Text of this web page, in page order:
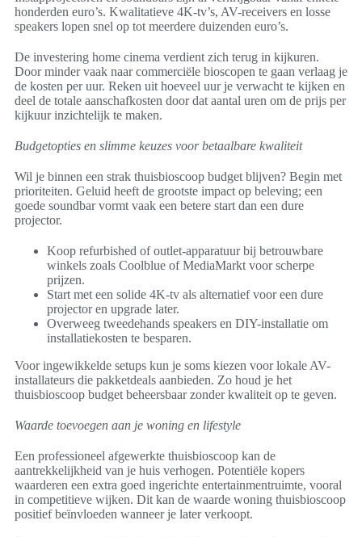
honderden euro’s. Kwalitatieve 4K-tv’s, AV-receivers en losse
speakers lopen snel op tot meerdere duizenden euro’s.
De investering home cinema verdient zich terug in kijkuren.
Door minder vaak naar commerciële bioscopen te gaan verlaag je
de kosten per uur. Reken uit hoeveel uur je verwacht te kijken en
deel de totale aanschafkosten door dat aantal uren om de prijs per
kijkuur inzichtelijk te maken.
Budgetopties en slimme keuzes voor betaalbare kwaliteit
Wil je binnen een strak thuisbioscoop budget blijven? Begin met
prioriteiten. Geluid heeft de grootste impact op beleving; een
goede soundbar vormt vaak een betere start dan een dure
projector.
Koop refurbished of outlet-apparatuur bij betrouwbare
winkels zoals Coolblue of MediaMarkt voor scherpe
prijzen.
Start met een solide 4K-tv als alternatief voor een dure
projector en upgrade later.
Overweeg tweedehands speakers en DIY-installatie om
installatiekosten te besparen.
Voor ingewikkelde setups kun je soms kiezen voor lokale AV-
installateurs die pakketdeals aanbieden. Zo houd je het
thuisbioscoop budget beheersbaar zonder kwaliteit op te geven.
Waarde toevoegen aan je woning en lifestyle
Een professioneel afgewerkte thuisbioscoop kan de
aantrekkelijkheid van je huis verhogen. Potentiële kopers
waarderen een extra goed ingerichte entertainmentruimte, vooral
in competitieve wijken. Dit kan de waarde woning thuisbioscoop
positief beïnvloeden wanneer je later verkoopt.